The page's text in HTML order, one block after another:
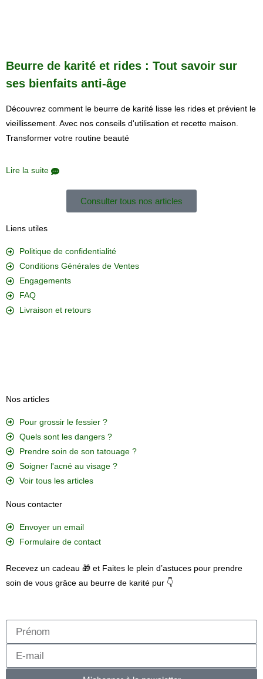
Beurre de karité et rides : Tout savoir sur
ses bienfaits anti-âge
Découvrez comment le beurre de karité lisse les rides et prévient le
vieillissement. Avec nos conseils d'utilisation et recette maison.
Transformer votre routine beauté
Lire la suite
Consulter tous nos articles
Liens utiles
Politique de confidentialité
Conditions Générales de Ventes
Engagements
FAQ
Livraison et retours
Nos articles
Pour grossir le fessier ?
Quels sont les dangers ?
Prendre soin de son tatouage ?
Soigner l'acné au visage ?
Voir tous les articles
Nous contacter
Envoyer un email
Formulaire de contact
Recevez un cadeau 🎁 et Faites le plein d’astuces pour prendre
soin de vous grâce au beurre de karité pur 👇